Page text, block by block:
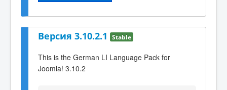
Версия 3.10.2.1 Stable
This is the German LI Language Pack for
Joomla! 3.10.2